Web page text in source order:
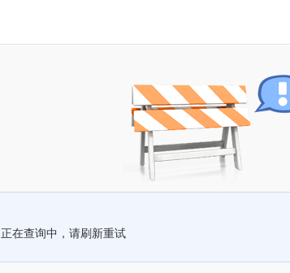
正在查询中，请刷新重试